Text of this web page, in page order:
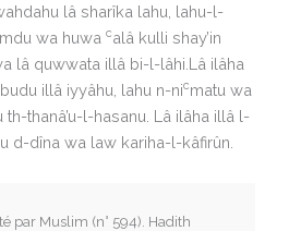
lâ sharîka lahu, lahu-l-
wa huwa calâ kulli shay’in
lâ quwwata illâ bi-l-lâhi.Lâ ilâha
budu illâ iyyâhu, lahu n-nicmatu wa
thanâ’u-l-hasanu. Lâ ilâha illâ l-
d-dîna wa law kariha-l-kâfirûn.
par Muslim (n° 594). Hadith